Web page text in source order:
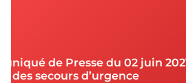
de Presse du 02 juin
des secours d’urgence